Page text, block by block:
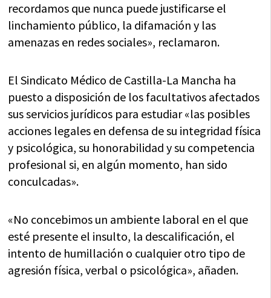
recordamos que nunca puede justificarse el
linchamiento público, la difamación y las
amenazas en redes sociales», reclamaron.
El Sindicato Médico de Castilla-La Mancha ha
puesto a disposición de los facultativos afectados
sus servicios jurídicos para estudiar «las posibles
acciones legales en defensa de su integridad física
y psicológica, su honorabilidad y su competencia
profesional si, en algún momento, han sido
conculcadas».
«No concebimos un ambiente laboral en el que
esté presente el insulto, la descalificación, el
intento de humillación o cualquier otro tipo de
agresión física, verbal o psicológica», añaden.